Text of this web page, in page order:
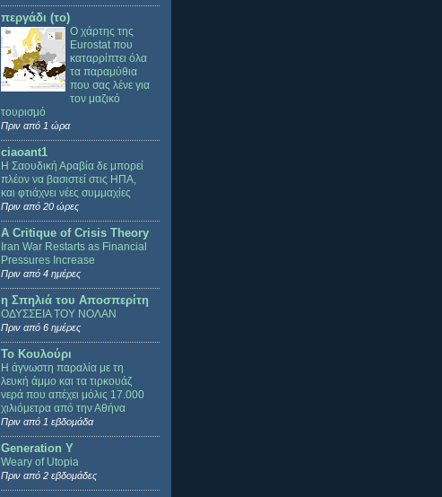
περγάδι (το)
Ο χάρτης της
Eurostat που
καταρρίπτει όλα
τα παραμύθια
που σας λένε για
τον μαζικό
τουρισμό
Πριν από 1 ώρα
ciaoant1
Η Σαουδική Αραβία δε μπορεί
πλέον να βασιστεί στις ΗΠΑ,
και φτιάχνει νέες συμμαχίες
Πριν από 20 ώρες
A Critique of Crisis Theory
Iran War Restarts as Financial
Pressures Increase
Πριν από 4 ημέρες
η Σπηλιά του Αποσπερίτη
ΟΔΥΣΣΕΙΑ ΤΟΥ ΝΟΛΑΝ
Πριν από 6 ημέρες
Το Κουλούρι
Η άγνωστη παραλία με τη
λευκή άμμο και τα τιρκουάζ
νερά που απέχει μόλις 17.000
χιλιόμετρα από την Αθήνα
Πριν από 1 εβδομάδα
Generation Y
Weary of Utopia
Πριν από 2 εβδομάδες